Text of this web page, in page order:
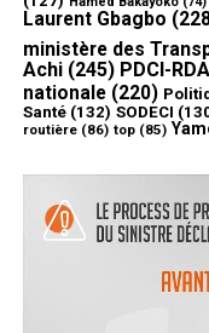
Laurent Gbagbo
ministère des
Achi(245) PDCI-RDA
nationale(220)
Santé(132) SODECI
routière(86) top(85)